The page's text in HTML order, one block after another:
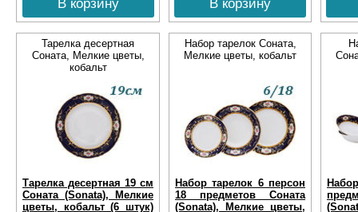
В корзину В корзину
Тарелка десертная
Соната, Мелкие цветы,
кобальт
Тарелка десертная 19 см
Соната (Sonata), Мелкие
цветы, кобальт (6 штук)
Набор тарелок Соната,
Мелкие цветы, кобальт
Набор тарелок 6 персон
18 предметов Соната
(Sonata), Мелкие цветы,